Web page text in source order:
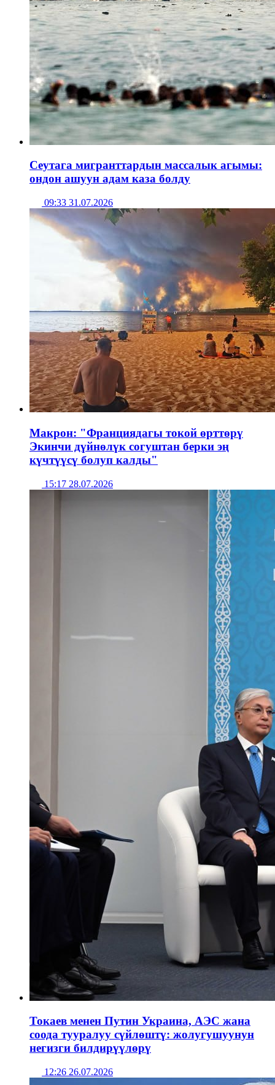
Сеутага мигранттардын массалык агымы:
ондон ашуун адам каза болду
09:33 31.07.2026
Макрон: "Франциядагы токой өрттөрү
Экинчи дүйнөлүк согуштан берки эң
күчтүүсү болуп калды"
15:17 28.07.2026
Токаев менен Путин Украина, АЭС жана
соода тууралуу сүйлөштү: жолугушуунун
негизги билдирүүлөрү
12:26 26.07.2026